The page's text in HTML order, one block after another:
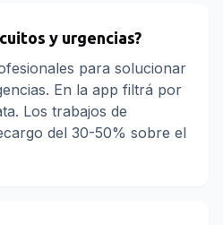
y urgencias?
para solucionar
En la app filtrá por
Los trabajos de
del 30-50% sobre el